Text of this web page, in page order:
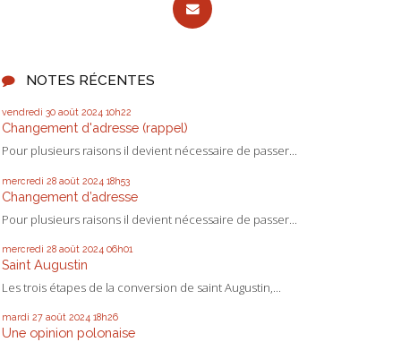
NOTES RÉCENTES
vendredi 30 août 2024 10h22
Changement d'adresse (rappel)
Pour plusieurs raisons il devient nécessaire de passer...
mercredi 28 août 2024 18h53
Changement d’adresse
Pour plusieurs raisons il devient nécessaire de passer...
mercredi 28 août 2024 06h01
Saint Augustin
Les trois étapes de la conversion de saint Augustin,...
mardi 27 août 2024 18h26
Une opinion polonaise